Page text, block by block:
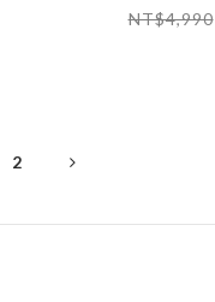
NT$4,990
2